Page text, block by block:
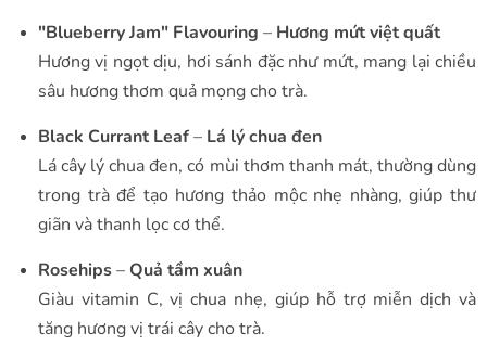
"Blueberry Jam" Flavouring – Hương mứt việt quất
Hương vị ngọt dịu, hơi sánh đặc như mứt, mang lại chiều
sâu hương thơm quả mọng cho trà.
Black Currant Leaf– Lá lý chua đen
Lá cây lý chua đen, có mùi thơm thanh mát, thường dùng
trong trà để tạo hương thảo mộc nhẹ nhàng, giúp thư
giãn và thanh lọc cơ thể.
Rosehips– Quả tầm xuân
Giàu vitamin C, vị chua nhẹ, giúp hỗ trợ miễn dịch và
tăng hương vị trái cây cho trà.